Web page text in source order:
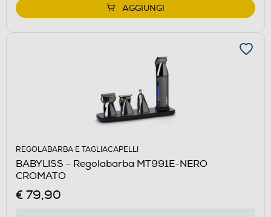
AGGIUNGI
REGOLABARBA E TAGLIACAPELLI
BABYLISS - Regolabarba MT991E-NERO
CROMATO
€ 79,90